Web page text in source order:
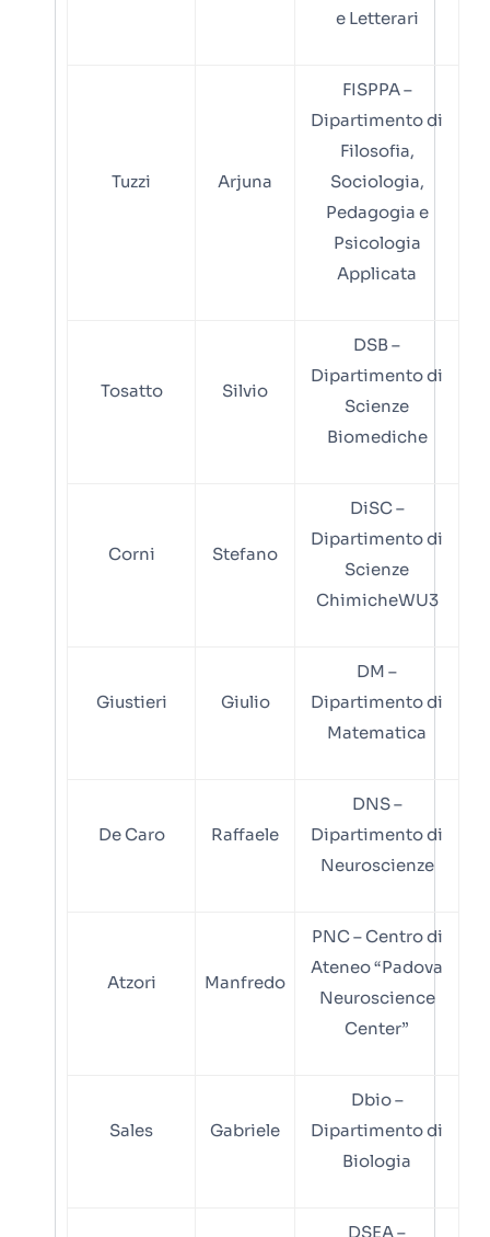
e Letterari
Tuzzi Arjuna
FISPPA –
Dipartimento di
Filosofia,
Sociologia,
Pedagogia e
Psicologia
Applicata
Tosatto Silvio
DSB –
Dipartimento di
Scienze
Biomediche
Corni Stefano
DiSC –
Dipartimento di
Scienze
ChimicheWU3
Giustieri Giulio
DM –
Dipartimento di
Matematica
De Caro Raffaele
DNS –
Dipartimento di
Neuroscienze
Atzori Manfredo
PNC – Centro di
Ateneo “Padova
Neuroscience
Center”
Sales Gabriele
Dbio –
Dipartimento di
Biologia
DSEA –